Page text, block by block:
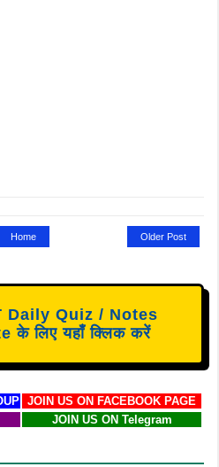
Older Post
Home
Daily Quiz / Notes
के लिए यहाँ क्लिक करें
JOIN US ON FACEBOOK PAGE
JOIN US ON Telegram